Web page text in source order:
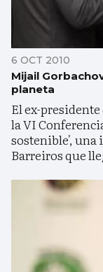
6 OCT 2010
Mijail
planeta
El ex-
la VI
sostenible', una
Barreiros que